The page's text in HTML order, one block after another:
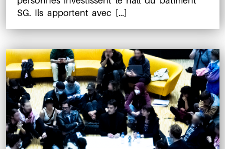
SG. Ils apportent avec […]